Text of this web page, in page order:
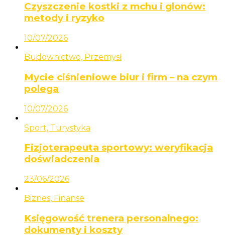
Czyszczenie kostki z mchu i glonów:
metody i ryzyko
10/07/2026
Budownictwo, Przemysł
Mycie ciśnieniowe biur i firm – na czym
polega
10/07/2026
Sport, Turystyka
Fizjoterapeuta sportowy: weryfikacja
doświadczenia
23/06/2026
Biznes, Finanse
Księgowość trenera personalnego:
dokumenty i koszty